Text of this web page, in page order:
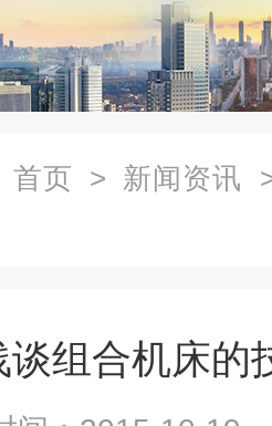
首页 > 新闻资讯
谈组合机床的